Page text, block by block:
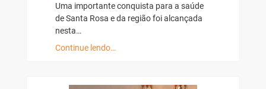
Uma importante conquista para a saúde
de Santa Rosa e da região foi alcançada
nesta…
Continue lendo…